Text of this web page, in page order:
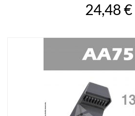
24,48 €